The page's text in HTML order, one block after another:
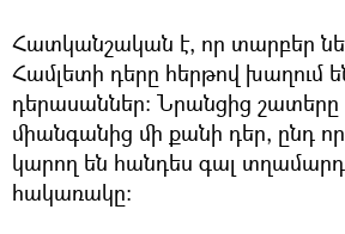
Հատկանշական է, որ տարբեր
Համլետի դերը հերթով խաղում
դերասաններ։ Նրանցից շատերը
միանգանից մի քանի դեր, ընդ
կարող են հանդես գալ
հակառակը։